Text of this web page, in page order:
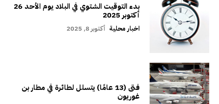
بدء التوقيت الشتوي في البلاد يوم الأحد 26
أكتوبر 2025
اخبار محلية أكتوبر 8, 2025
فتى (13 عامًا) يتسلل لطائرة في مطار بن
غوريون